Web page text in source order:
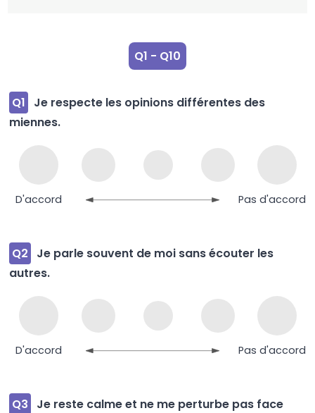
Q1 - Q10
Q1
Je respecte les opinions différentes des
miennes.
D'accord Pas d'accord
Q2
Je parle souvent de moi sans écouter les
autres.
D'accord Pas d'accord
Q3
Je reste calme et ne me perturbe pas face